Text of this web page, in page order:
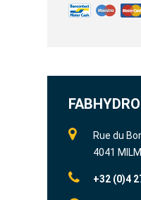
FABHYDRO
Rue du
4041
+32 (0)4